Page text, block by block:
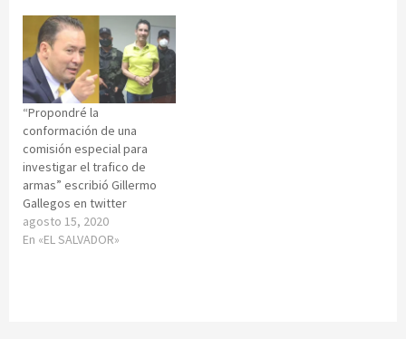
“Propondré la
conformación de una
comisión especial para
investigar el trafico de
armas” escribió Gillermo
Gallegos en twitter
agosto 15, 2020
En «EL SALVADOR»